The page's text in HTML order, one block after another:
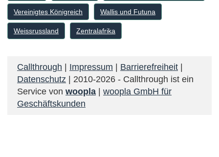
Vereinigtes Königreich Wallis und Futuna
Weissrussland Zentralafrika
Callthrough | Impressum | Barrierefreiheit |
Datenschutz | 2010-2026 - Callthrough ist ein
Service von woopla | woopla GmbH für
Geschäftskunden